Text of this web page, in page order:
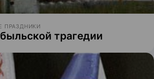
ПРАЗДНИКИ
трагедии